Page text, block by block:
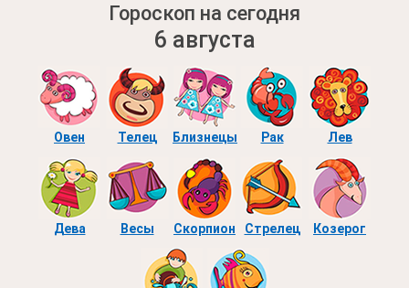
Гороскоп на сегодня
6 августа
Овен Телец Близнецы Рак Лев
Дева Весы Скорпион Стрелец Козерог